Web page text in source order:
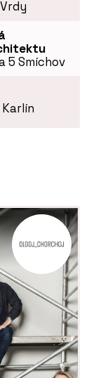
- Jungle
5 Smíchov